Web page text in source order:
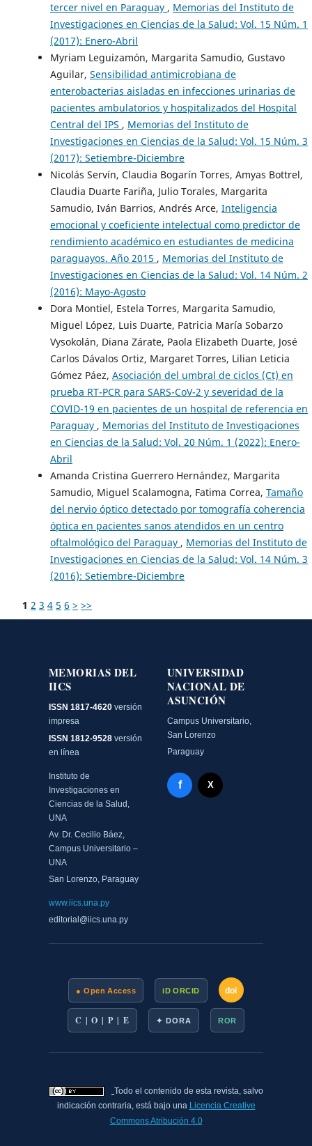
tercer nivel en Paraguay , Memorias del Instituto de
Investigaciones en Ciencias de la Salud: Vol. 15 Núm. 1
(2017): Enero-Abril
Myriam Leguizamón, Margarita Samudio, Gustavo
Aguilar, Sensibilidad antimicrobiana de
enterobacterias aisladas en infecciones urinarias de
pacientes ambulatorios y hospitalizados del Hospital
Central del IPS , Memorias del Instituto de
Investigaciones en Ciencias de la Salud: Vol. 15 Núm. 3
(2017): Setiembre-Diciembre
Nicolás Servín, Claudia Bogarín Torres, Amyas Bottrel,
Claudia Duarte Fariña, Julio Torales, Margarita
Samudio, Iván Barrios, Andrés Arce, Inteligencia
emocional y coeficiente intelectual como predictor de
rendimiento académico en estudiantes de medicina
paraguayos. Año 2015 , Memorias del Instituto de
Investigaciones en Ciencias de la Salud: Vol. 14 Núm. 2
(2016): Mayo-Agosto
Dora Montiel, Estela Torres, Margarita Samudio,
Miguel López, Luis Duarte, Patricia María Sobarzo
Vysokolán, Diana Zárate, Paola Elizabeth Duarte, José
Carlos Dávalos Ortiz, Margaret Torres, Lilian Leticia
Gómez Páez, Asociación del umbral de ciclos (Ct) en
prueba RT-PCR para SARS-CoV-2 y severidad de la
COVID-19 en pacientes de un hospital de referencia en
Paraguay , Memorias del Instituto de Investigaciones
en Ciencias de la Salud: Vol. 20 Núm. 1 (2022): Enero-
Abril
Amanda Cristina Guerrero Hernández, Margarita
Samudio, Miguel Scalamogna, Fatima Correa, Tamaño
del nervio óptico detectado por tomografía coherencia
óptica en pacientes sanos atendidos en un centro
oftalmológico del Paraguay , Memorias del Instituto de
Investigaciones en Ciencias de la Salud: Vol. 14 Núm. 3
(2016): Setiembre-Diciembre
1 2 3 4 5 6 > >>
MEMORIAS DEL
IICS
ISSN 1817-4620 versión
impresa
ISSN 1812-9528 versión
en línea
Instituto de
Investigaciones en
Ciencias de la Salud,
UNA
Av. Dr. Cecilio Báez,
Campus Universitario –
UNA
San Lorenzo, Paraguay
www.iics.una.py
editorial@iics.una.py
UNIVERSIDAD
NACIONAL DE
ASUNCIÓN
Campus Universitario,
San Lorenzo
Paraguay
Facebook - Memorias del
f X Twitter - MIICS UNA
X
● Open Access iD ORCID doi
C | O | P | E ✦ DORA ROR
Todo el contenido de esta revista, salvo
indicación contraria, está bajo una Licencia Creative
Commons Atribución 4.0